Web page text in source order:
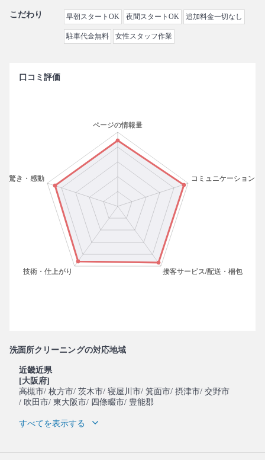
こだわり 早朝スタートOK 夜間スタートOK 追加料金一切なし
駐車代金無料 女性スタッフ作業
口コミ評価
洗面所クリーニングの対応地域
近畿近県
[大阪府]
高槻市/ 枚方市/ 茨木市/ 寝屋川市/ 箕面市/ 摂津市/ 交野市
/ 吹田市/ 東大阪市/ 四條畷市/ 豊能郡
すべてを表示する